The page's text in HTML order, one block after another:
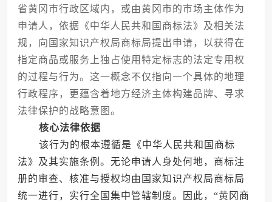
省黄冈市行政区域内，或由黄冈市的市场主体作为
申请人，依据《中华人民共和国商标法》及相关法
规，向国家知识产权局商标局提出申请，以获得在
指定商品或服务上独占使用特定标志的法定专用权
的过程与行为。这一概念不仅指向一个具体的地理
行政程序，更蕴含着地方经济主体构建品牌、寻求
法律保护的战略意图。
核心法律依据
该行为的根本遵循是《中华人民共和国商标
法》及其实施条例。无论申请人身处何地，商标注
册的审查、核准与授权均由国家知识产权局商标局
统一进行，实行全国集中管辖制度。因此，“黄冈商